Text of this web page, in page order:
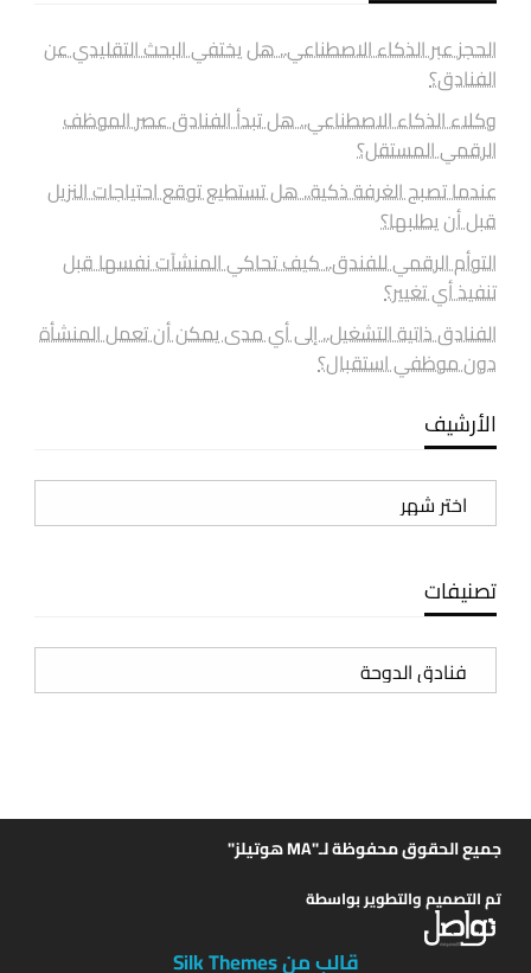
الحجز عبر الذكاء الاصطناعي.. هل يختفي البحث التقليدي عن
الفنادق؟
وكلاء الذكاء الاصطناعي.. هل تبدأ الفنادق عصر الموظف
الرقمي المستقل؟
عندما تصبح الغرفة ذكية.. هل تستطيع توقع احتياجات النزيل
قبل أن يطلبها؟
التوأم الرقمي للفندق.. كيف تحاكي المنشآت نفسها قبل
تنفيذ أي تغيير؟
الفنادق ذاتية التشغيل.. إلى أي مدى يمكن أن تعمل المنشأة
دون موظفي استقبال؟
الأرشيف
الأرشيف
تصنيفات
تصنيفات
جميع الحقوق محفوظة لـ"MA هوتيلز"
تم التصميم والتطوير بواسطة
قالب من Silk Themes